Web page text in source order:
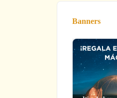
Banners